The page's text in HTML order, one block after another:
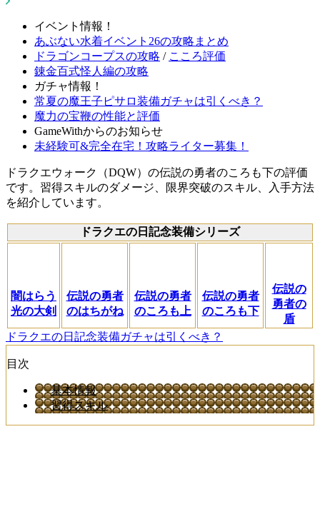
イベント情報！
あぶない水着イベント26の攻略まとめ
ドラゴンコープスの攻略 / こころ評価
錬金百式怪人編の攻略
ガチャ情報！
常夏の魔王子ピサロ装備ガチャは引くべき？
魔力の宝鞭の性能と評価
GameWithからのお知らせ
未経験可&完全在宅！攻略ライター募集！
ドラクエウォーク（DQW）の伝説の勇者のころも下の評価
です。習得スキルのダメージ、限界突破のスキル、入手方法
を紹介しています。
ドラクエの日記念装備シリーズ
闇はらう
光の大剣
伝説の勇者
のはちがね
伝説の勇者
のころも上
伝説の勇者
のころも下
伝説の
勇者の
盾
ドラクエの日記念装備ガチャは引くべき？
目次
基本情報
習得スキル